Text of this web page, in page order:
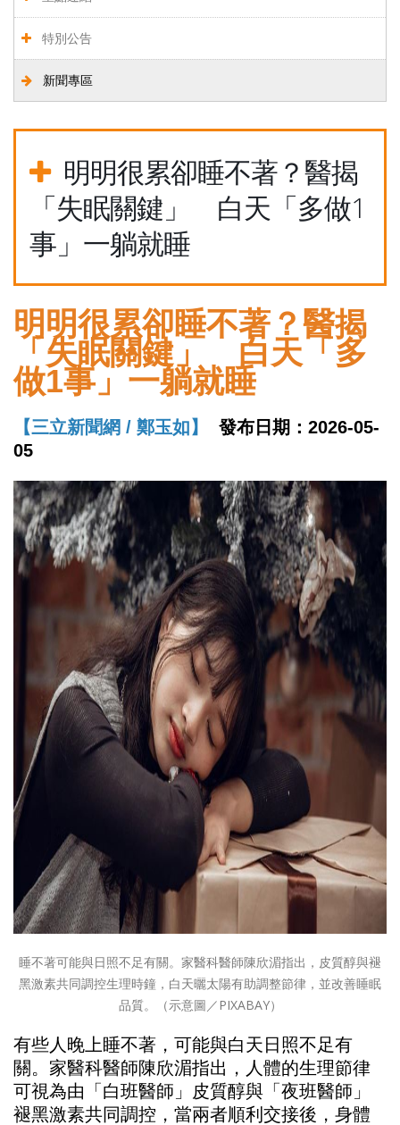
特別公告
新聞專區
明明很累卻睡不著？醫揭
「失眠關鍵」 白天「多做1
事」一躺就睡
明明很累卻睡不著？醫揭
「失眠關鍵」 白天「多
做1事」一躺就睡
【三立新聞網 / 鄭玉如】
發布日期：2026-05-
05
睡不著可能與日照不足有關。家醫科醫師陳欣湄指出，皮質醇與褪
黑激素共同調控生理時鐘，白天曬太陽有助調整節律，並改善睡眠
品質。（示意圖／PIXABAY）
有些人晚上睡不著，可能與白天日照不足有
關。家醫科醫師陳欣湄指出，人體的生理節律
可視為由「白班醫師」皮質醇與「夜班醫師」
褪黑激素共同調控，當兩者順利交接後，身體